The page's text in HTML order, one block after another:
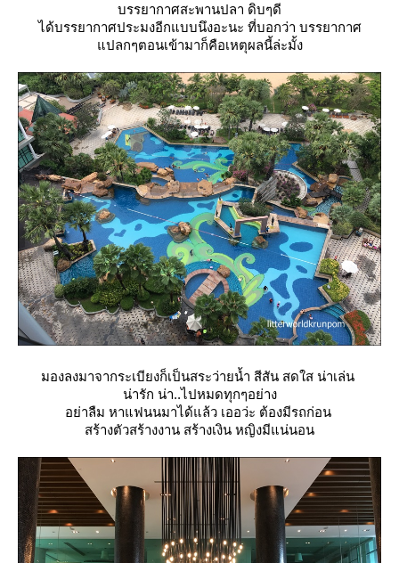
บรรยากาศสะพานปลา ดิบๆดี
ได้บรรยากาศประมงอีกแบบนึงอะนะ ที่บอกว่า บรรยากาศ
ปลกๆตอนเข้ามาก็คือเหตุผลนี้ล่ะมั้ง
มองลงมาจากระเบียงก็เป็นสระว่ายน้ำ สีสัน สดใส น่าเล่น
น่ารัก น่า..ไปหมดทุกๆอย่าง
อย่าลืม หาแฟนนมาได้แล้ว เออว่ะ ต้องมีรถก่อน
สร้างตัวสร้างงาน สร้างเงิน หญิงมีแน่นอน